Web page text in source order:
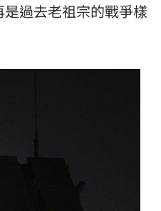
過去老祖宗的戰爭樣